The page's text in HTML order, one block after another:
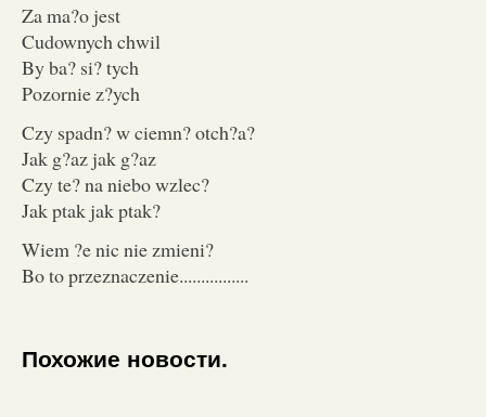
Za ma?o jest
Cudownych chwil
By ba? si? tych
Pozornie z?ych
Czy spadn? w ciemn? otch?a?
Jak g?az jak g?az
Czy te? na niebo wzlec?
Jak ptak jak ptak?
Wiem ?e nic nie zmieni?
Bo to przeznaczenie................
Похожие новости.